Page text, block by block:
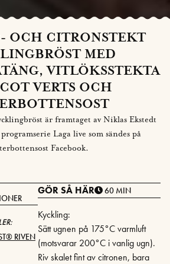
OCH CITRONSTEKT
MED
VITLÖKSSTEKTA
VERTS OCH
är framtaget av Niklas Ekstedt
Laga live som sändes på
Facebook.
RIVEN
GÖR SÅ HÄR 60 MIN
Kyckling:
Sätt ugnen på 175°C varmluft
(motsvarar 200°C i vanlig ugn).
Riv skalet fint av citronen, bara